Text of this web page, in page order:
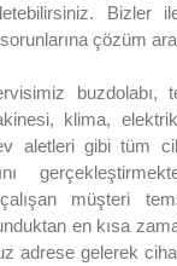
Bizler
çözüm
buzdolabı,
klima,
aletleri gibi tüm
müşteri
en kısa
adrese gelerek